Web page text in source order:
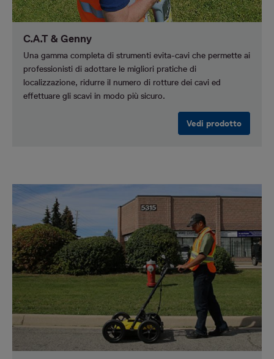
C.A.T & Genny
Una gamma completa di strumenti evita-cavi che permette ai
professionisti di adottare le migliori pratiche di
localizzazione, ridurre il numero di rotture dei cavi ed
effettuare gli scavi in modo più sicuro.
Vedi prodotto